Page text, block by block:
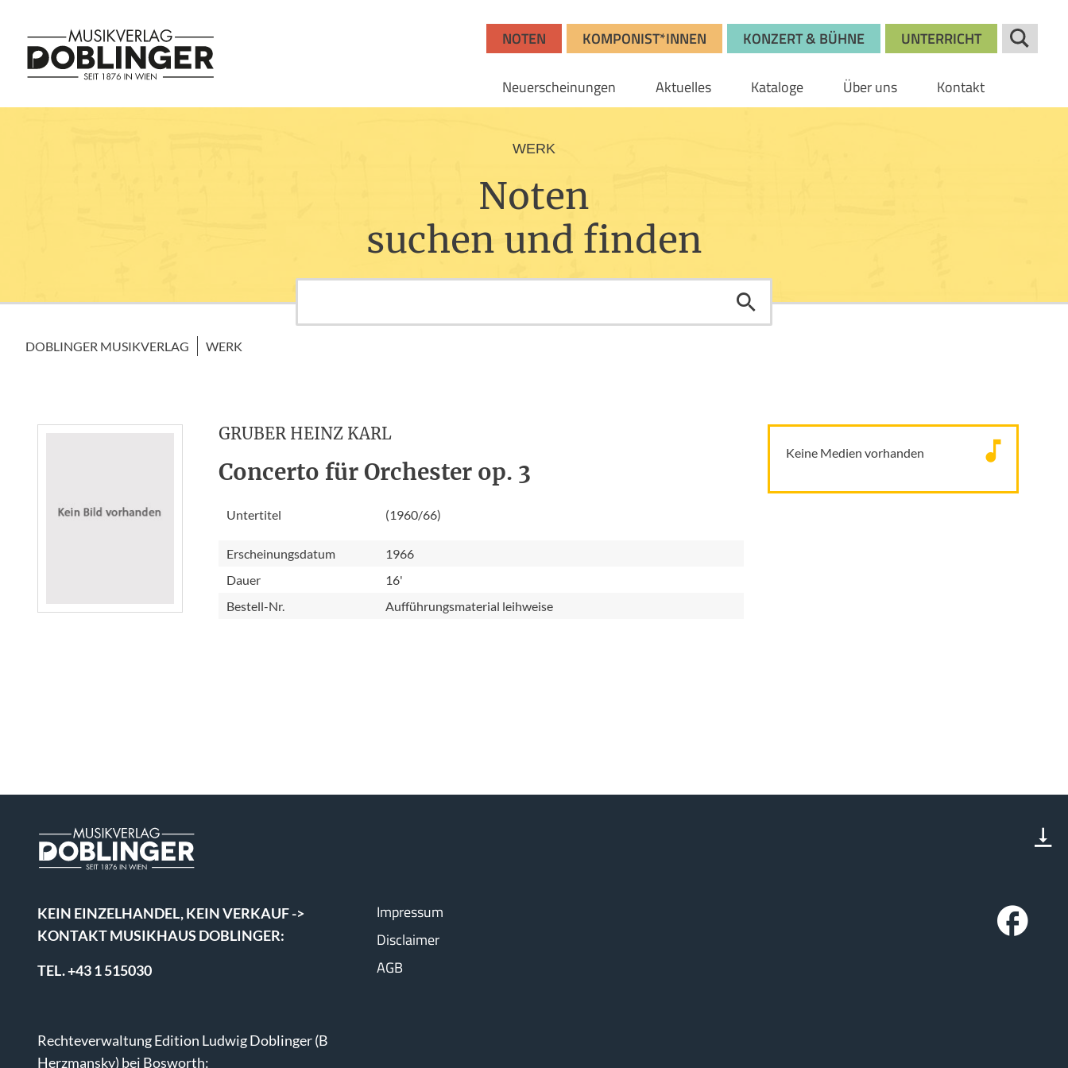
NOTEN KOMPONIST*INNEN KONZERT & BÜHNE UNTERRICHT
Neuerscheinungen Aktuelles Kataloge Über uns Kontakt
WERK
Noten
suchen und finden
DOBLINGER MUSIKVERLAG WERK
GRUBER HEINZ KARL
Concerto für Orchester op. 3
Untertitel (1960/66)
Erscheinungsdatum
1966
Dauer
16'
Bestell-Nr.
Aufführungsmaterial leihweise
Keine Medien vorhanden
KEIN EINZELHANDEL, KEIN VERKAUF ->
KONTAKT MUSIKHAUS DOBLINGER:
TEL. +43 1 515030
Rechteverwaltung Edition Ludwig Doblinger (B
Herzmansky) bei Bosworth:
Impressum
Disclaimer
AGB